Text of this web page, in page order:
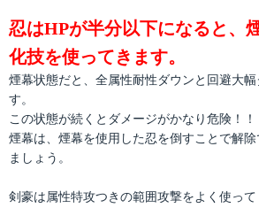
忍はHPが半分以下になると、
化技を使ってきます。
煙幕状態だと、全属性耐性ダウンと回避大
す。
この状態が続くとダメージがかなり危険！！
煙幕は、煙幕を使用した忍を倒すことで解
ましょう。
剣豪は属性特攻つきの範囲攻撃をよく使っ